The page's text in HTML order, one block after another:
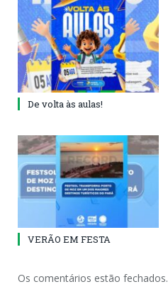
De volta às aulas!
VERÃO EM FESTA
Os comentários estão fechados.